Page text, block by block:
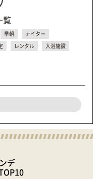
覧
早朝
ナイター
レンタル
入浴施設
デ